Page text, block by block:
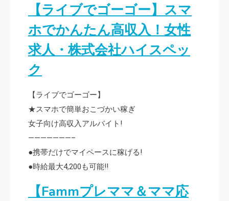
【ライブでゴーゴー】スマ
ホでかんたん高収入！女性
求人・株式会社ハイスペッ
ク
【ライブでゴーゴー】
★スマホで簡単おこづかい稼ぎ
女子向け高収入アルバイト!
———————–
●携帯だけでマイペースに稼げる!
●時給最大4,200も可能!!
【Fammプレママ＆ママ応